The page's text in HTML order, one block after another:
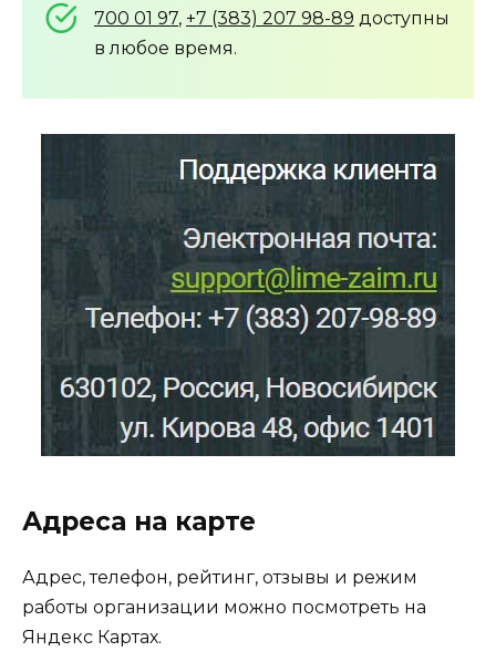
700 01 97, +7 (383) 207 98-89 доступны
в любое время.
Адреса на карте
Адрес, телефон, рейтинг, отзывы и режим
работы организации можно посмотреть на
Яндекс Картах.